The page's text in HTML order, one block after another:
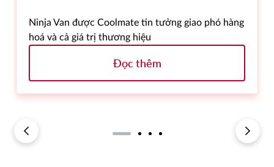
Ninja Van được Coolmate tin tưởng giao phó hàng
hoá và cả giá trị thương hiệu
Đọc thêm